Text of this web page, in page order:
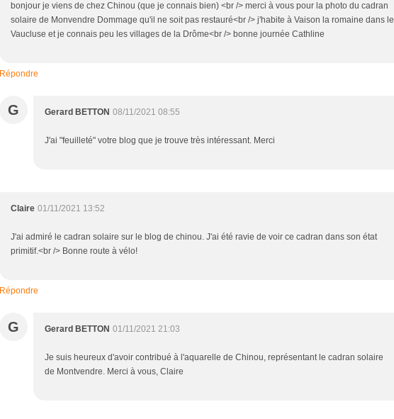
bonjour je viens de chez Chinou (que je connais bien) <br /> merci à vous pour la photo du cadran
solaire de Monvendre Dommage qu'il ne soit pas restauré<br /> j'habite à Vaison la romaine dans le
Vaucluse et je connais peu les villages de la Drôme<br /> bonne journée Cathline
Répondre
G Gerard BETTON 08/11/2021 08:55
J'ai "feuilleté" votre blog que je trouve très intéressant. Merci
Claire 01/11/2021 13:52
J'ai admiré le cadran solaire sur le blog de chinou. J'ai été ravie de voir ce cadran dans son état
primitif.<br /> Bonne route à vélo!
Répondre
G Gerard BETTON 01/11/2021 21:03
Je suis heureux d'avoir contribué à l'aquarelle de Chinou, représentant le cadran solaire
de Montvendre. Merci à vous, Claire